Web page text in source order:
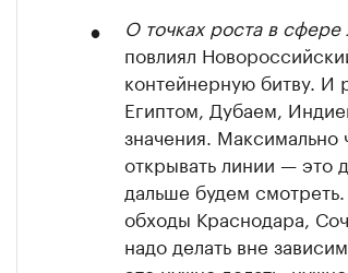
О точках роста в сфере
повлиял
контейнерную битву. И
Египтом, Дубаем,
значения. Максимально
открывать линии — это
дальше будем
обходы Краснодара,
надо делать вне